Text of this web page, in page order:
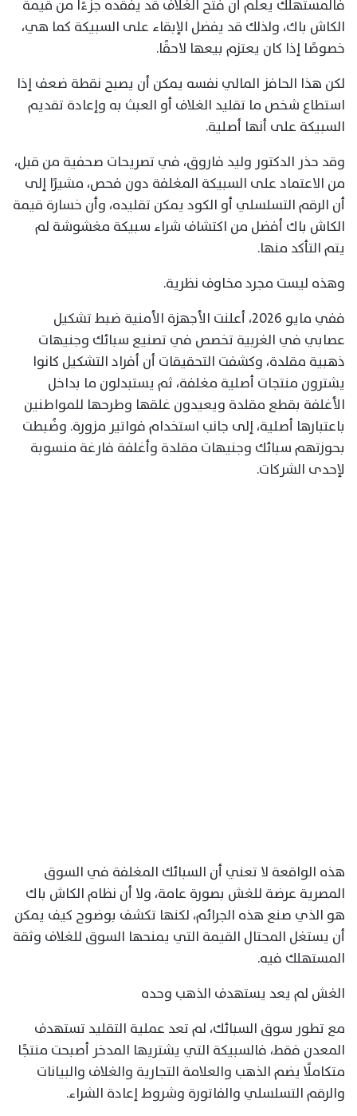
فالمستهلك يعلم أن فتح الغلاف قد يفقده جزءًا من قيمة
الكاش باك، ولذلك قد يفضل الإبقاء على السبيكة كما هي،
خصوصًا إذا كان يعتزم بيعها لاحقًا.
لكن هذا الحافز المالي نفسه يمكن أن يصبح نقطة ضعف إذا
استطاع شخص ما تقليد الغلاف أو العبث به وإعادة تقديم
السبيكة على أنها أصلية.
وقد حذر الدكتور وليد فاروق، في تصريحات صحفية من قبل،
من الاعتماد على السبيكة المغلفة دون فحص، مشيرًا إلى
أن الرقم التسلسلي أو الكود يمكن تقليده، وأن خسارة قيمة
الكاش باك أفضل من اكتشاف شراء سبيكة مغشوشة لم
يتم التأكد منها.
وهذه ليست مجرد مخاوف نظرية.
ففي مايو 2026، أعلنت الأجهزة الأمنية ضبط تشكيل
عصابي في الغربية تخصص في تصنيع سبائك وجنيهات
ذهبية مقلدة، وكشفت التحقيقات أن أفراد التشكيل كانوا
يشترون منتجات أصلية مغلفة، ثم يستبدلون ما بداخل
الأغلفة بقطع مقلدة ويعيدون غلقها وطرحها للمواطنين
باعتبارها أصلية، إلى جانب استخدام فواتير مزورة. وضُبطت
بحوزتهم سبائك وجنيهات مقلدة وأغلفة فارغة منسوبة
لإحدى الشركات.
هذه الواقعة لا تعني أن السبائك المغلفة في السوق
المصرية عرضة للغش بصورة عامة، ولا أن نظام الكاش باك
هو الذي صنع هذه الجرائم، لكنها تكشف بوضوح كيف يمكن
أن يستغل المحتال القيمة التي يمنحها السوق للغلاف وثقة
المستهلك فيه.
الغش لم يعد يستهدف الذهب وحده
مع تطور سوق السبائك، لم تعد عملية التقليد تستهدف
المعدن فقط، فالسبيكة التي يشتريها المدخر أصبحت منتجًا
متكاملًا يضم الذهب والعلامة التجارية والغلاف والبيانات
والرقم التسلسلي والفاتورة وشروط إعادة الشراء.